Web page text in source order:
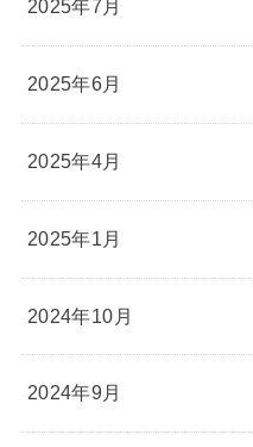
2025年7月
2025年6月
2025年4月
2025年1月
2024年10月
2024年9月